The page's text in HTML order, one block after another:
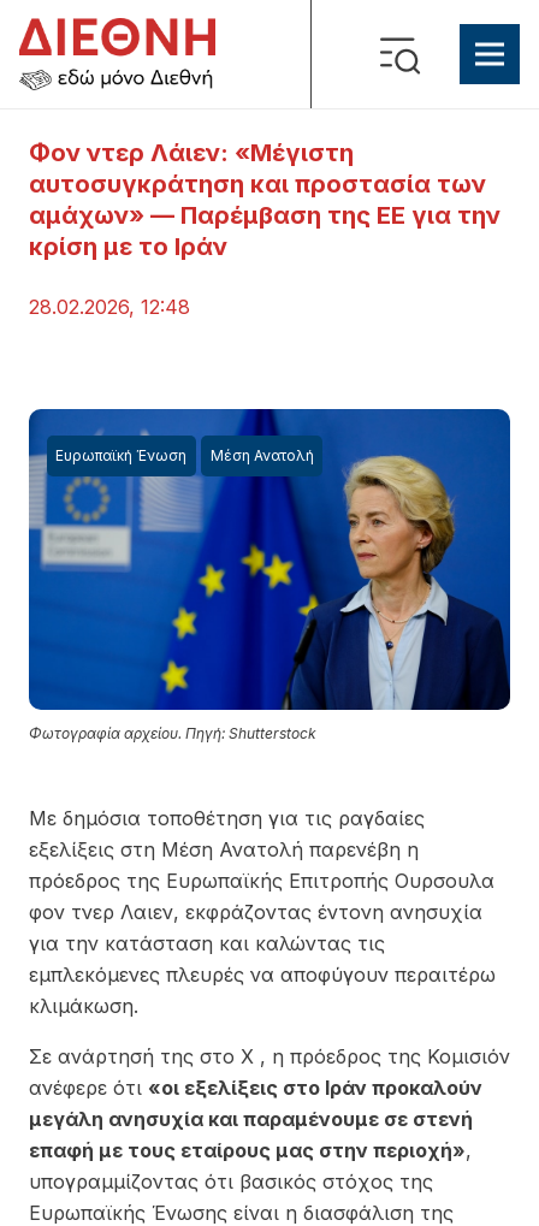
Φον ντερ Λάιεν: «Μέγιστη
αυτοσυγκράτηση και προστασία των
αμάχων» — Παρέμβαση της ΕΕ για την
κρίση με το Ιράν
28.02.2026, 12:48
Φωτογραφία αρχείου. Πηγή: Shutterstock
Ευρωπαϊκή Ένωση Μέση Ανατολή
Με δημόσια τοποθέτηση για τις ραγδαίες
εξελίξεις στη Μέση Ανατολή παρενέβη η
πρόεδρος της Ευρωπαϊκής Επιτροπής Ουρσουλα
φον τνερ Λαιεν, εκφράζοντας έντονη ανησυχία
για την κατάσταση και καλώντας τις
εμπλεκόμενες πλευρές να αποφύγουν περαιτέρω
κλιμάκωση.
Σε ανάρτησή της στο Χ , η πρόεδρος της Κομισιόν
ανέφερε ότι «οι εξελίξεις στο Ιράν προκαλούν
μεγάλη ανησυχία και παραμένουμε σε στενή
επαφή με τους εταίρους μας στην περιοχή»,
υπογραμμίζοντας ότι βασικός στόχος της
Ευρωπαϊκής Ένωσης είναι η διασφάλιση της